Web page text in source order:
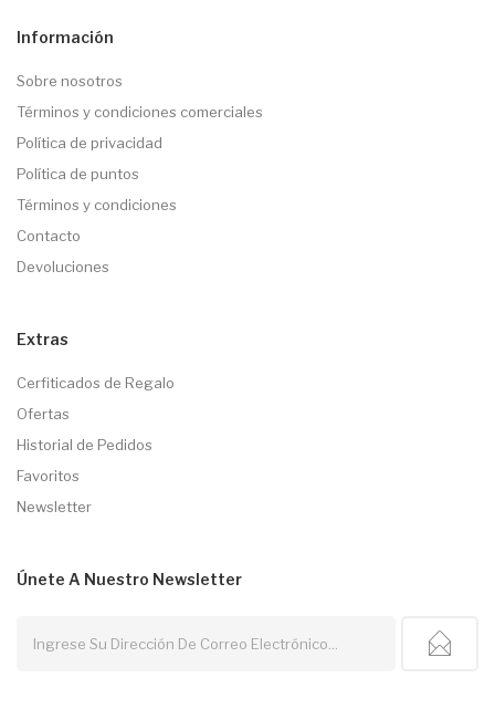
Información
Sobre nosotros
Términos y condiciones comerciales
Política de privacidad
Política de puntos
Términos y condiciones
Contacto
Devoluciones
Extras
Cerfiticados de Regalo
Ofertas
Historial de Pedidos
Favoritos
Newsletter
Únete A Nuestro Newsletter